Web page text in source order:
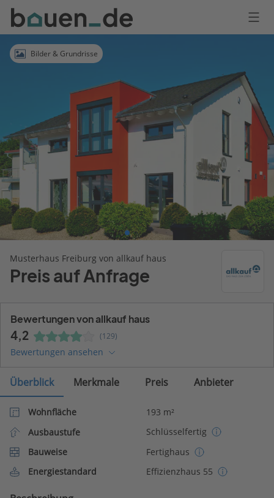
Bauen
Logo
AnmeldenBilder & Grundrisse
Musterhaus Freiburg von allkauf haus
Preis auf Anfrage
Bewertungen von allkauf haus
4,2 (129)
Bewertungen ansehen
Überblick Merkmale Preis Anbieter
Wohnfläche
193 m²
Ausbaustufe
Schlüsselfertig
Bauweise
Fertighaus
Energiestandard
Effizienzhaus 55